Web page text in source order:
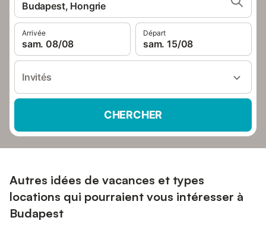
Budapest, Hongrie
Arrivée
sam. 08/08
Départ
sam. 15/08
Invités
CHERCHER
Autres idées de vacances et types
locations qui pourraient vous intéresser à
Budapest